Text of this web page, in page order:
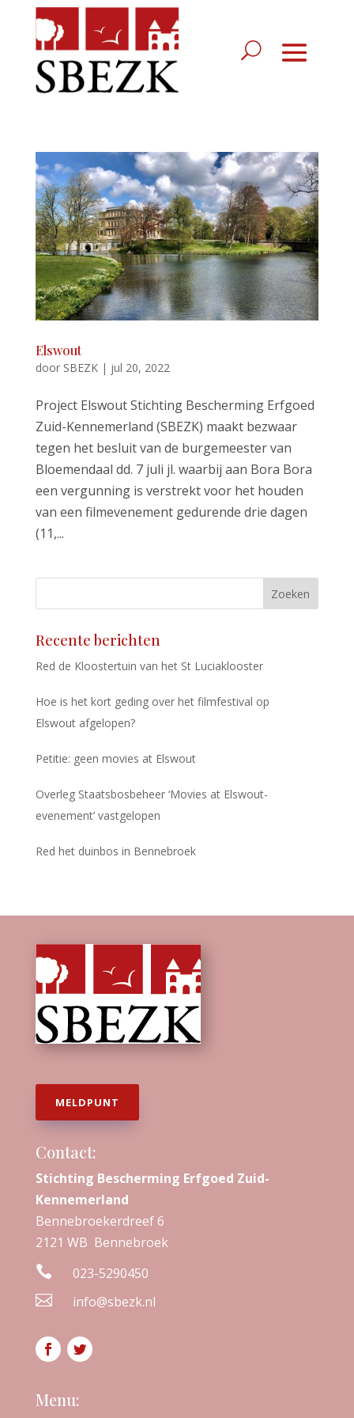
Elswout
door SBEZK| jul 20, 2022
Project Elswout Stichting Bescherming Erfgoed
Zuid-Kennemerland (SBEZK) maakt bezwaar
tegen het besluit van de burgemeester van
Bloemendaal dd. 7 juli jl. waarbij aan Bora Bora
een vergunning is verstrekt voor het houden
van een filmevenement gedurende drie dagen
(11,...
Zoeken
Recente berichten
Red de Kloostertuin van het St Luciaklooster
Hoe is het kort geding over het filmfestival op
Elswout afgelopen?
Petitie: geen movies at Elswout
Overleg Staatsbosbeheer ‘Movies at Elswout-
evenement’ vastgelopen
Red het duinbos in Bennebroek
MELDPUNT
Contact:
Stichting Bescherming Erfgoed Zuid-
Kennemerland
Bennebroekerdreef 6
2121 WB Bennebroek
 023-5290450
 info@sbezk.nl
Menu: